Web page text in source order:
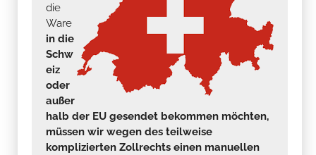
die
Ware
in die
Schw
eiz
oder
außer
halb der EU gesendet bekommen möchten,
müssen wir wegen des teilweise
komplizierten Zollrechts einen manuellen